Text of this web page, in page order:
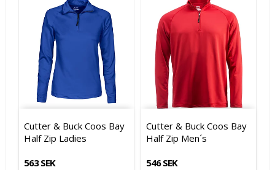
Cutter & Buck Coos Bay
Half Zip Ladies
563 SEK
Cutter & Buck Coos Bay
Half Zip Men´s
546 SEK